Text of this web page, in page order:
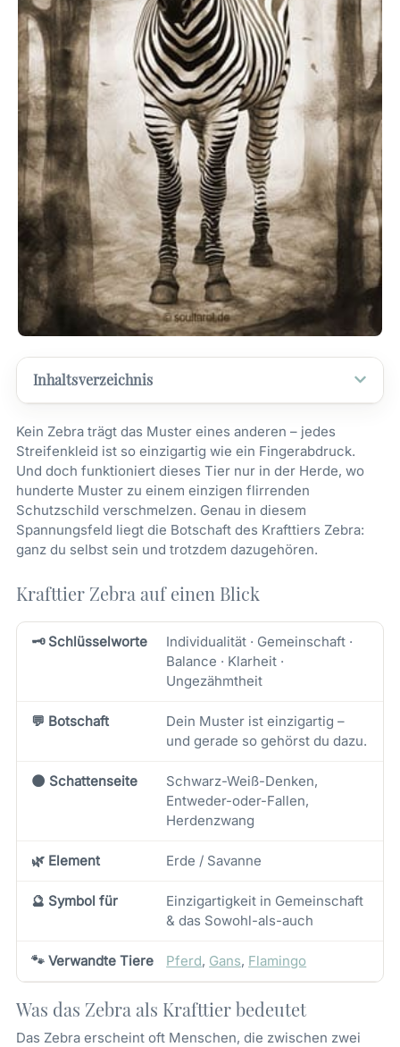
Inhaltsverzeichnis
Kein Zebra trägt das Muster eines anderen – jedes
Streifenkleid ist so einzigartig wie ein Fingerabdruck.
Und doch funktioniert dieses Tier nur in der Herde, wo
hunderte Muster zu einem einzigen flirrenden
Schutzschild verschmelzen. Genau in diesem
Spannungsfeld liegt die Botschaft des Krafttiers Zebra:
ganz du selbst sein und trotzdem dazugehören.
Krafttier Zebra auf einen Blick
🗝️ Schlüsselworte
Individualität · Gemeinschaft ·
Balance · Klarheit ·
Ungezähmtheit
💬 Botschaft
Dein Muster ist einzigartig –
und gerade so gehörst du dazu.
🌑 Schattenseite
Schwarz-Weiß-Denken,
Entweder-oder-Fallen,
Herdenzwang
🌿 Element Erde / Savanne
🔮 Symbol für
Einzigartigkeit in Gemeinschaft
& das Sowohl-als-auch
🐾 Verwandte Tiere Pferd, Gans, Flamingo
Was das Zebra als Krafttier bedeutet
Das Zebra erscheint oft Menschen, die zwischen zwei